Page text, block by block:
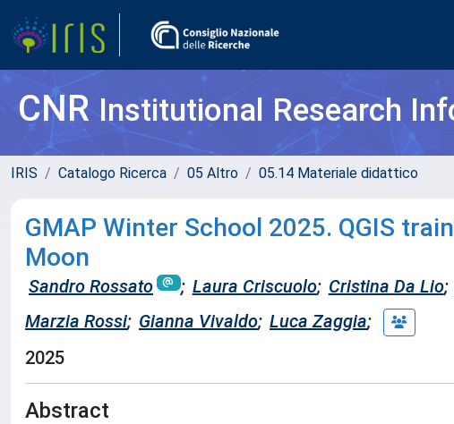
CNRInstitutional Research
IRIS Catalogo Ricerca 05 Altro 05.14 Materiale didattico
GMAP Winter School 2025. QGIS
Moon
Sandro Rossato ; Laura Criscuolo; Cristina Da Lio;
Marzia Rossi; Gianna Vivaldo; Luca Zaggia;
2025
Abstract